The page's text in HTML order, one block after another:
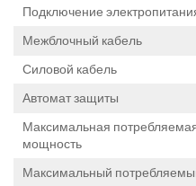
Подключение
Межблочный кабель
Силовой кабель
Автомат защиты
Максимальная
мощность
Максимальный